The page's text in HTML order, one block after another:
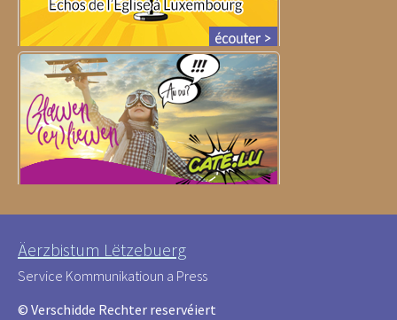
Äerzbistum Lëtzebuerg
Service Kommunikatioun a Press
© Verschidde Rechter reservéiert